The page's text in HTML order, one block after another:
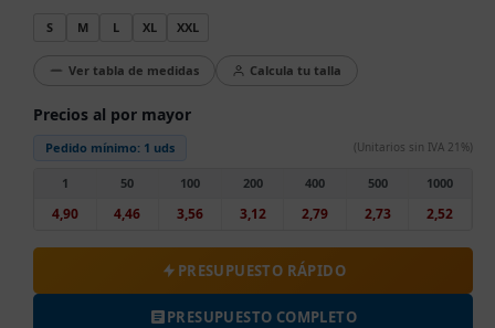
S M L XL XXL
Ver tabla de medidas Calcula tu talla
Precios al por mayor
Pedido mínimo: 1 uds (Unitarios sin IVA 21%)
1
4,90
50
4,46
100
3,56
200
3,12
400
2,79
500
2,73
1000
2,52
PRESUPUESTO RÁPIDO
PRESUPUESTO COMPLETO